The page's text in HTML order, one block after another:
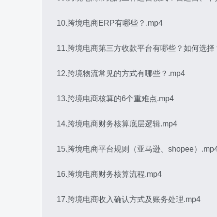
10.跨境电商ERP有哪些？.mp4
11.跨境电商第三方收款平台有哪些？如何选择
12.跨境物流常见的方式有哪些？.mp4
13.跨境电商核算的6个重难点.mp4
14.跨境电商财务核算底层逻辑.mp4
15.跨境电商平台规则（亚马逊、shopee）
16.跨境电商财务核算流程.mp4
17.跨境电商收入确认方式及账务处理.mp4